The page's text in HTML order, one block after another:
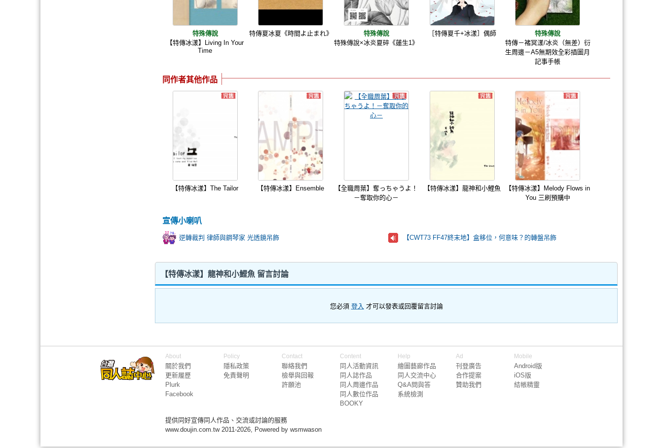
特殊傳說
【特傳冰漾】Living In Your
Time
特傳夏冰夏《時間よ止まれ》
特殊傳說
特殊傳說×冰炎夏碎《蓮生1》
［特傳夏千+冰漾］偶師
特殊傳說
特傳－褚冥漾/冰炎（無差）衍
生周邊－A5無期效全彩插圖月
記事手帳
同作者其他作品
【特傳冰漾】The Tailor 【特傳冰漾】Ensemble
【全職周葉】奪っちゃうよ！
－奪取你的心－
【特傳冰漾】龍神和小鯉魚
【特傳冰漾】Melody Flows in
You 三刷預購中
宣傳小喇叭
逆轉裁判 律師與鋼琴家 光透鏡吊飾 【CWT73 FF47終末地】盒移位，何意味？的轉盤吊飾
【特傳冰漾】龍神和小鯉魚 留言討論
您必須 登入 才可以發表或回覆留言討論
About
關於我們
更新履歷
Plurk
Facebook
Policy
隱私政策
免責聲明
Contact
聯絡我們
檢舉與回報
許願池
Content
同人活動資訊
同人誌作品
同人周邊作品
同人數位作品
BOOKY
Help
繪圖藝廊作品
同人交流中心
Q&A問與答
系統檢測
Ad
刊登廣告
合作提案
贊助我們
Mobile
Android版
iOS版
結帳精靈
提供同好宣傳同人作品、交流或討論的服務
www.doujin.com.tw 2011-2026, Powered by wsmwason